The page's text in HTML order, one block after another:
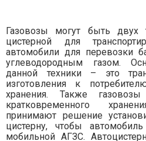
Газовозы могут быть
цистерной для
автомобили для перевозки
углеводородным газом.
данной техники – это
изготовления к
хранения. Также
кратковременного
принимают решение
цистерну, чтобы
мобильной АГЗС.